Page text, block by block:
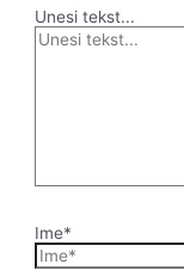
Unesi tekst...
Ime*